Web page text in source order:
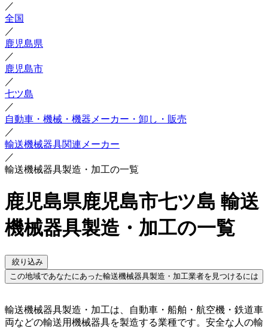
／
全国
／
鹿児島県
／
鹿児島市
／
七ツ島
／
自動車・機械・機器メーカー・卸し・販売
／
輸送機械器具関連メーカー
／
輸送機械器具製造・加工の一覧
鹿児島県鹿児島市七ツ島 輸送
機械器具製造・加工の一覧
絞り込み
この地域であなたにあった輸送機械器具製造・加工業者を見つけるには
輸送機械器具製造・加工は、自動車・船舶・航空機・鉄道車
両などの輸送用機械器具を製造する業種です。安全な人の輸